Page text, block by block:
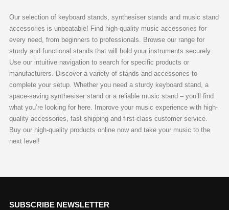
Our selection of keyboard stands, synthesiser stands and music stand
accessories is unbeatable! Find high-quality music accessories for
every need, from beginners to professionals. Browse our range for
sturdy and functional stands that will hold your instruments securely.
Use our intuitive navigation to search for specific products or
manufacturers. Discover a variety of stands and accessories to
complete your setup. Whether you need a sturdy keyboard stand, a
space-saving synthesiser stand or a reliable music stand – you’ll find
what you’re looking for here. Improve your music experience with high-
quality accessories, fast shipping and first-class customer service.
Buy our high-quality products online now and take your music to the
next level!
SUBSCRIBE NEWSLETTER